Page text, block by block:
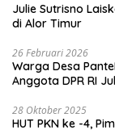
Julie Sutrisno
di Alor Timur
26 Februari 2026
Warga Desa
Anggota DPR RI
28 Oktober 2025
HUT PKN ke -4, Pimcab dan Kader Gelar Bansos, Tanam